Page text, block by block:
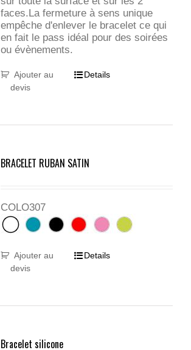
faces.La fermeture à sens unique
empêche d'enlever le bracelet ce qui
en fait le pass idéal pour des soirées
ou évènements.
Ajouter au
devis
Details
BRACELET RUBAN SATIN
COLO307
Ajouter au
devis
Details
Bracelet silicone